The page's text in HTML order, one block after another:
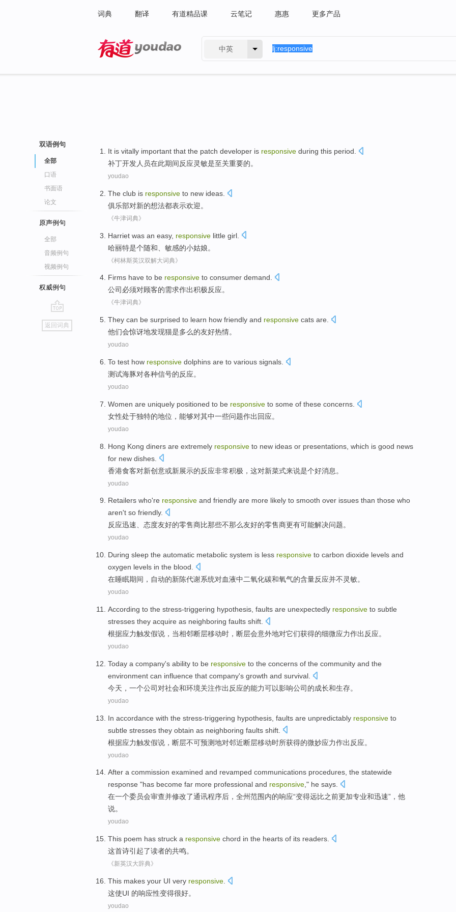
词典 翻译 有道精品课 云笔记 惠惠 更多产品
中英
双语例句
全部
口语
书面语
论文
原声例句
全部
音频例句
视频例句
权威例句
go
top
返回词典
It is vitally important that the patch developer is responsive during this period
补丁开发人员在此期间反应灵敏是至关重要的。
youdao
The club is responsive to new ideas
俱乐部对新的想法都表示欢迎。
《牛津词典》
Harriet was an easy, responsive little girl
哈丽特是个随和 敏感的小姑娘。
《柯林斯英汉双解大词典》
Firms have to be responsive to consumer demand.
公司 必须对顾客的需求作出积极反应。
《牛津词典》
They can be surprised to learn how friendly and responsive cats are.
他们会惊讶地发现猫是多么的友好热情。
youdao
To test how responsive dolphins are to various signals
测试海豚对各种信号的反应。
youdao
Women are uniquely positioned to be responsive to some of these concerns
女性处于独特的地位 ， 能够对其中一些问题作出回应。
youdao
Hong Kong diners are extremely responsive to new ideas or presentations which is good news
for new dishes
香港食客对新创意或新展示的反应非常积极， 这对新菜式来说是个好消息 。
youdao
Retailers who're responsive and friendly are more likely to smooth over issues than those who
aren't so friendly.
反应迅速、态度友好的零售商比那些不那么友好的零售商更有可能解决问题。
youdao
During sleep the automatic metabolic system is less responsive to carbon dioxide levels and
oxygen levels in the blood
在睡眠期间， 自动的新陈代谢系统对血液中 二氧化碳和氧气的含量反应并不灵敏。
youdao
According to the stress-triggering hypothesis faults are unexpectedly responsive to subtle
stresses they acquire as neighboring faults shift.
根据应力触发假说 ，当相邻断层移动时，断层会意外地对它们获得的细微应力作出反应。
youdao
Today a company's ability to be responsive to the concerns of the community and the
environment can influence that company's growth and survival.
今天 ， 一个公司 对社会和环境关注作出 反应的能力可以影响公司的成长和生存。
youdao
In accordance with the stress-triggering hypothesis faults are unpredictably responsive to
subtle stresses they obtain as neighboring faults shift.
根据应力触发假说 ， 断层不可预测地对邻近断层移动时所获得的微妙应力作出 反应。
youdao
After a commission examined and revamped communications procedures, the statewide
response "has become far more professional and responsive," he says.
在一个委员会审查并修改了通讯程序后 ， 全州范围内的响应“变得远比之前更加专业和迅速”， 他
说。
youdao
This poem has struck a responsive chord in the hearts of its readers
这首诗引起了读者的共鸣。
《新英汉大辞典》
This makes your UI very responsive
这使UI 的响应性变得很好。
youdao